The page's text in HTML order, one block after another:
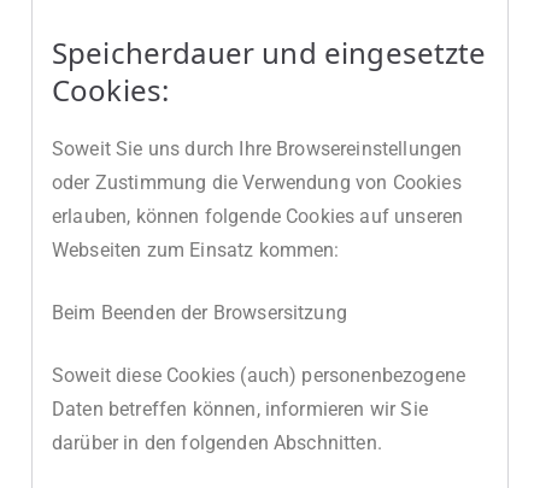
Speicherdauer und eingesetzte
Cookies:
Soweit Sie uns durch Ihre Browsereinstellungen
oder Zustimmung die Verwendung von Cookies
erlauben, können folgende Cookies auf unseren
Webseiten zum Einsatz kommen:
Beim Beenden der Browsersitzung
Soweit diese Cookies (auch) personenbezogene
Daten betreffen können, informieren wir Sie
darüber in den folgenden Abschnitten.